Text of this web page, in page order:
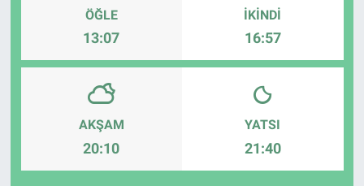
ÖĞLE
13:07
İKINDI
16:57
AKŞAM
20:10
YATSI
21:40